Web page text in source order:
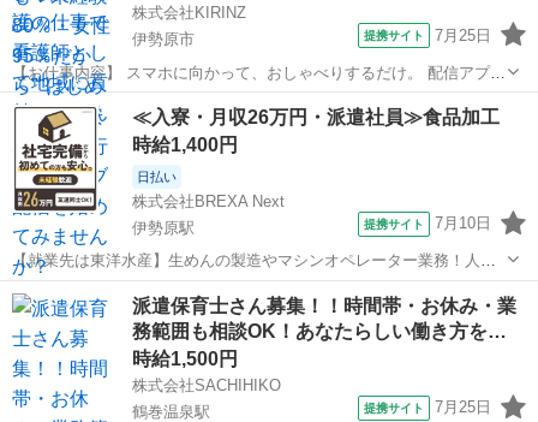
株式会社KIRINZ
伊勢原市
提携サイト 7月25日
【お仕事内容】 スマホに向かって、おしゃべりするだけ。 配信アプリ
（17LIVE／Pococha／IRIAM など）でライブ配信するお仕事です。
——————————— 配信内容はぜんぶ自由
——————————— ・今日...
神奈川 伊勢原市 イベントスタッフ
≪入寮・月収26万円・派遣社員≫食品加工
時給1,400円
日払い
株式会社BREXA Next
伊勢原駅
提携サイト 7月10日
【就業先は東洋水産】生めんの製造やマシンオペレーター業務！人気
の日勤専属★未経験でも時給1400円！20代～30代の男性活躍中！備品
付きワンルーム寮完備★日払い制度あり！社員食堂利用OK！《神奈川
県伊勢原市》 人気の工場の...
神奈川 伊勢原市 伊勢原駅 その他
派遣保育士さん募集！！時間帯・お休み・業
務範囲も相談OK！あなたらしい働き方を…
時給1,500円
株式会社SACHIHIKO
鶴巻温泉駅
提携サイト 7月25日